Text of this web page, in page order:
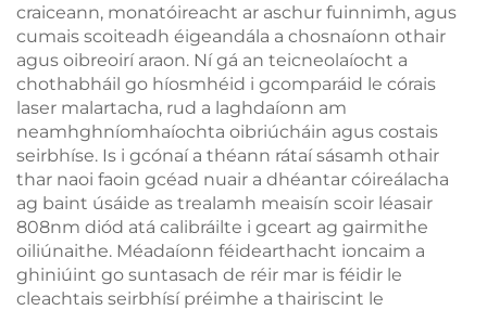
craiceann, monatóireacht ar aschur fuinnimh, agus
cumais scoiteadh éigeandála a chosnaíonn othair
agus oibreoirí araon. Ní gá an teicneolaíocht a
chothabháil go híosmhéid i gcomparáid le córais
laser malartacha, rud a laghdaíonn am
neamhghníomhaíochta oibriúcháin agus costais
seirbhíse. Is i gcónaí a théann rátaí sásamh othair
thar naoi faoin gcéad nuair a dhéantar cóireálacha
ag baint úsáide as trealamh meaisín scoir léasair
808nm diód atá calibráilte i gceart ag gairmithe
oiliúnaithe. Méadaíonn féidearthacht ioncaim a
ghiniúint go suntasach de réir mar is féidir le
cleachtais seirbhísí préimhe a thairiscint le